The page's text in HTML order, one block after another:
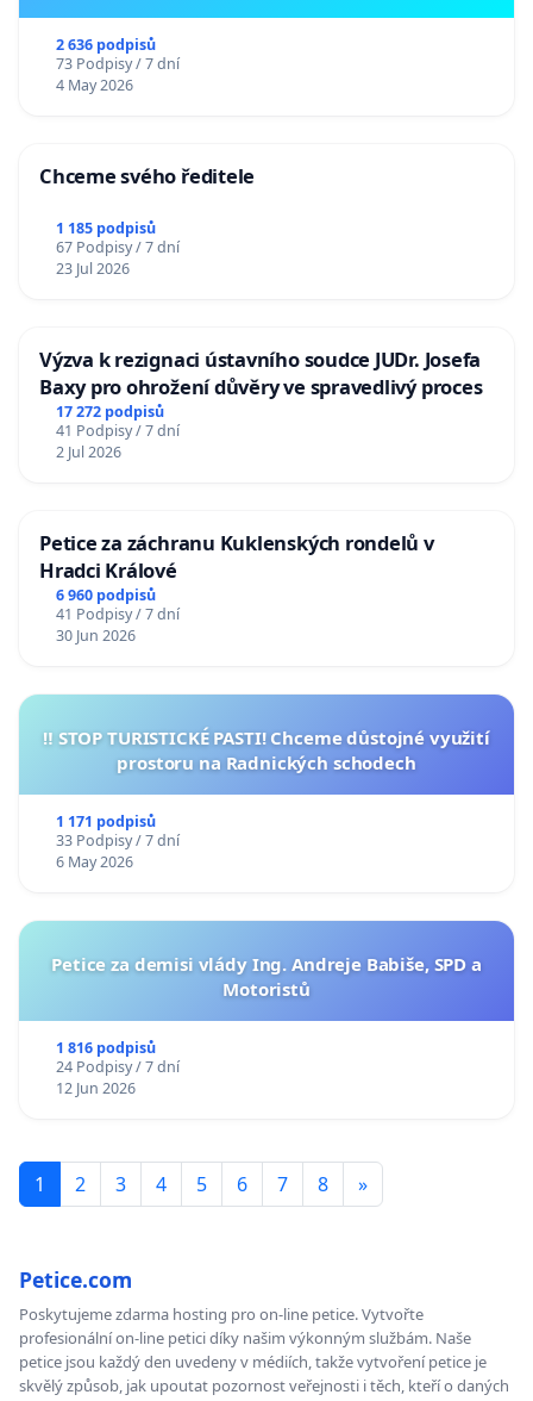
2 636 podpisů
73 Podpisy / 7 dní
4 May 2026
Chceme svého ředitele
1 185 podpisů
67 Podpisy / 7 dní
23 Jul 2026
Výzva k rezignaci ústavního soudce JUDr. Josefa
Baxy pro ohrožení důvěry ve spravedlivý proces
17 272 podpisů
41 Podpisy / 7 dní
2 Jul 2026
Petice za záchranu Kuklenských rondelů v
Hradci Králové
6 960 podpisů
41 Podpisy / 7 dní
30 Jun 2026
‼️ STOP TURISTICKÉ PASTI! Chceme důstojné využití
prostoru na Radnických schodech
1 171 podpisů
33 Podpisy / 7 dní
6 May 2026
Petice za demisi vlády Ing. Andreje Babiše, SPD a
Motoristů
1 816 podpisů
24 Podpisy / 7 dní
12 Jun 2026
1 2 3 4 5 6 7 8 »
Petice.com
Poskytujeme zdarma hosting pro on-line petice. Vytvořte
profesionální on-line petici díky našim výkonným službám. Naše
petice jsou každý den uvedeny v médiích, takže vytvoření petice je
skvělý způsob, jak upoutat pozornost veřejnosti i těch, kteří o daných